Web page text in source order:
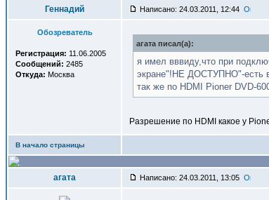
Геннадий Написано: 24.03.2011, 12:44
Обозреватель
Регистрация: 11.06.2005
Сообщений: 2485
Откуда: Москва
агата писал(a):
я имел вввиду,что при
экране"!НЕ ДОСТУПНО"-есть
так же по HDMI Pioner DVD-
Разрешение по HDMI какое у
В начало страницы
агата Написано: 24.03.2011, 13:05